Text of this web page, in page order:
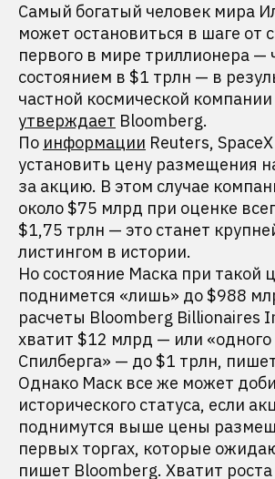
Самый богатый человек мира
может остановиться в шаге от
первого в мире триллионера —
состоянием в $1 трлн — в
частной космической компании
утверждает Bloomberg.
По информации Reuters,
установить цену размещения
за акцию. В этом случае
около $75 млрд при оценке
$1,75 трлн — это станет
листингом в истории.
Но состояние Маска при такой
поднимется «лишь» до $988
расчеты Bloomberg Billionaires
хватит $12 млрд — или
Спилберга» — до $1 трлн,
Однако Маск все же может
исторического статуса, если
поднимутся выше цены
первых торгах, которые
пишет Bloomberg. Хватит